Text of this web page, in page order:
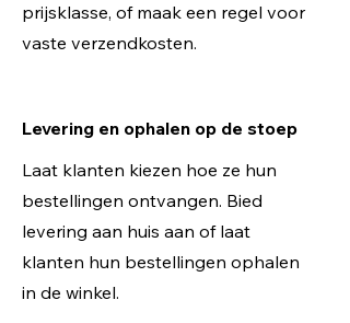
prijsklasse, of maak een regel voor
vaste verzendkosten.
Levering en ophalen op de stoep
Laat klanten kiezen hoe ze hun
bestellingen ontvangen. Bied
levering aan huis aan of laat
klanten hun bestellingen ophalen
in de winkel.